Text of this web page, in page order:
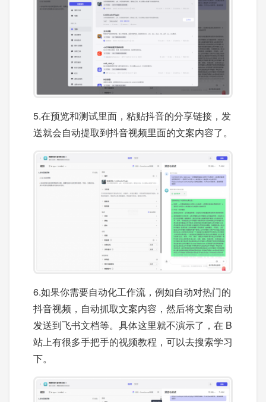
5.在预览和测试里面，粘贴抖音的分享链接，发
送就会自动提取到抖音视频里面的文案内容了。
6.如果你需要自动化工作流，例如自动对热门的
抖音视频，自动抓取文案内容，然后将文案自动
发送到飞书文档等。具体这里就不演示了，在 B
站上有很多手把手的视频教程，可以去搜索学习
下。